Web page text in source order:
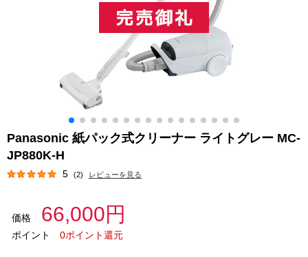
Panasonic 紙パック式クリーナー ライトグレー MC-
JP880K-H
5 (2) レビューを見る
価格 66,000円
ポイント 0ポイント還元